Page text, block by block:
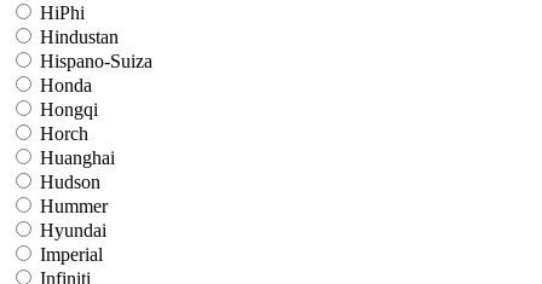
HiPhi
Hindustan
Hispano-Suiza
Honda
Hongqi
Horch
Huanghai
Hudson
Hummer
Hyundai
Imperial
Infiniti